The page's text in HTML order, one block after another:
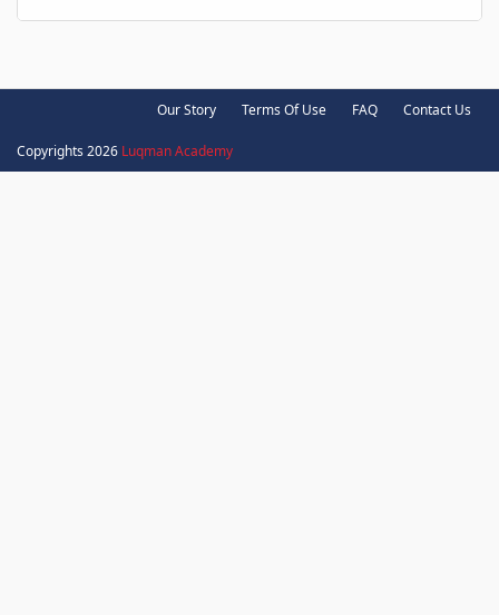
Our Story Terms Of Use FAQ Contact Us
Copyrights 2026 Luqman Academy